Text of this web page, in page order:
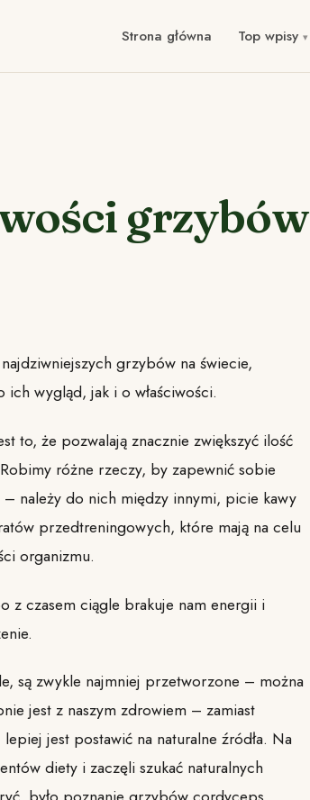
Strona główna Top wpisy
grzybów
grzybów na świecie,
wygląd, jak i o właściwości.
to, że pozwalają znacznie zwiększyć ilość
różne rzeczy, by zapewnić sobie
– należy do nich między innymi, picie kawy
przedtreningowych, które mają na celu
organizmu.
z czasem ciągle brakuje nam energii i
są zwykle najmniej przetworzone – można
jest z naszym zdrowiem – zamiast
jest postawić na naturalne źródła. Na
diety i zaczęli szukać naturalnych